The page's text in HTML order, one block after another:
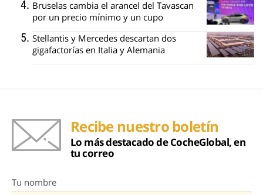
Bruselas cambia el arancel del Tavascan
por un precio mínimo y un cupo
Stellantis y Mercedes descartan dos
gigafactorías en Italia y Alemania
Recibe nuestro boletín
Lo más destacado de CocheGlobal, en
tu correo
Tu nombre